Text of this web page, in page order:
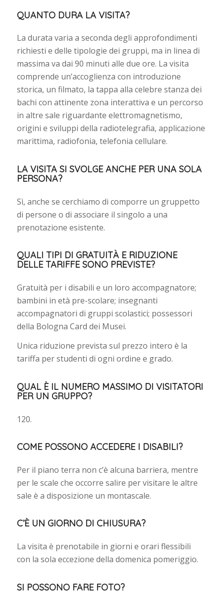
QUANTO DURA LA VISITA?
La durata varia a seconda degli approfondimenti
richiesti e delle tipologie dei gruppi, ma in linea di
massima va dai 90 minuti alle due ore. La visita
comprende un’accoglienza con introduzione
storica, un filmato, la tappa alla celebre stanza dei
bachi con attinente zona interattiva e un percorso
in altre sale riguardante elettromagnetismo,
origini e sviluppi della radiotelegrafia, applicazione
marittima, radiofonia, telefonia cellulare.
LA VISITA SI SVOLGE ANCHE PER UNA SOLA
PERSONA?
Sì, anche se cerchiamo di comporre un gruppetto
di persone o di associare il singolo a una
prenotazione esistente.
QUALI TIPI DI GRATUITÀ E RIDUZIONE
DELLE TARIFFE SONO PREVISTE?
Gratuità per i disabili e un loro accompagnatore;
bambini in età pre-scolare; insegnanti
accompagnatori di gruppi scolastici; possessori
della Bologna Card dei Musei.
Unica riduzione prevista sul prezzo intero è la
tariffa per studenti di ogni ordine e grado.
QUAL È IL NUMERO MASSIMO DI VISITATORI
PER UN GRUPPO?
120.
COME POSSONO ACCEDERE I DISABILI?
Per il piano terra non c’è alcuna barriera, mentre
per le scale che occorre salire per visitare le altre
sale è a disposizione un montascale.
C’È UN GIORNO DI CHIUSURA?
La visita è prenotabile in giorni e orari flessibili
con la sola eccezione della domenica pomeriggio.
SI POSSONO FARE FOTO?